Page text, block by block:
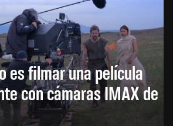
es filmar una película
con cámaras IMAX de